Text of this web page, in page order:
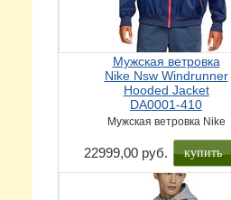
Мужская ветровка
Nike Nsw Windrunner
Hooded Jacket
DA0001-410
Мужская ветровка Nike
22999,00 руб. купить